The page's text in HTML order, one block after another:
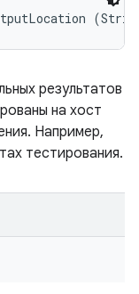
результатов
на хост
Например,
тестирования.